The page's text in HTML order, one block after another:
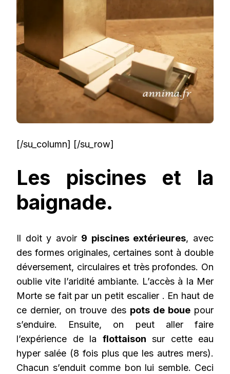
[/su_column] [/su_row]
Les piscines et la
baignade.
Il doit y avoir 9 piscines extérieures, avec
des formes originales, certaines sont à double
déversement, circulaires et très profondes. On
oublie vite l’aridité ambiante. L’accès à la Mer
Morte se fait par un petit escalier . En haut de
ce dernier, on trouve des pots de bouepour
s’enduire. Ensuite, on peut aller faire
l’expérience de la flottaison sur cette eau
hyper salée (8 fois plus que les autres mers).
Chacun s’enduit comme bon lui semble. Ceci